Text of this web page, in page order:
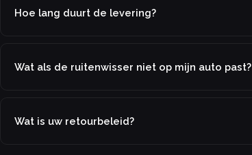
Hoe lang duurt de levering?
Wat als de ruitenwisser niet op mijn auto past?
Wat is uw retourbeleid?